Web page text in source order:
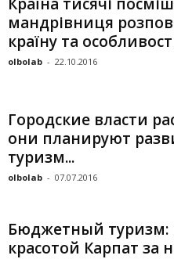
мандрівниця
країну та
olbolab - 22.10.2016
Городские власти
они планируют
туризм...
olbolab - 07.07.2016
Бюджетный туризм:
красотой Карпат за